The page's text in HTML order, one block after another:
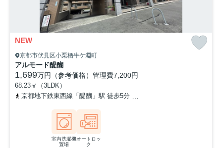
NEW
京都市伏見区小栗栖牛ケ淵町
アルモード醍醐
1,699万円（参考価格） 管理費7,200円
68.23㎡（3LDK）
京都地下鉄東西線「醍醐」駅 徒歩5分
室内洗濯機
置場
オートロッ
ク